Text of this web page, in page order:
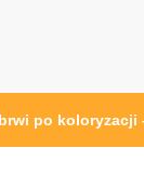
po koloryzacji